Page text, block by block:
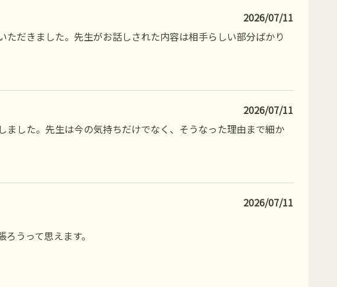
2026/07/11
ただきました。先生がお話しされた内容は相手らしい部分ばかり
2026/07/11
ました。先生は今の気持ちだけでなく、そうなった理由まで細か
2026/07/11
うって思えます。